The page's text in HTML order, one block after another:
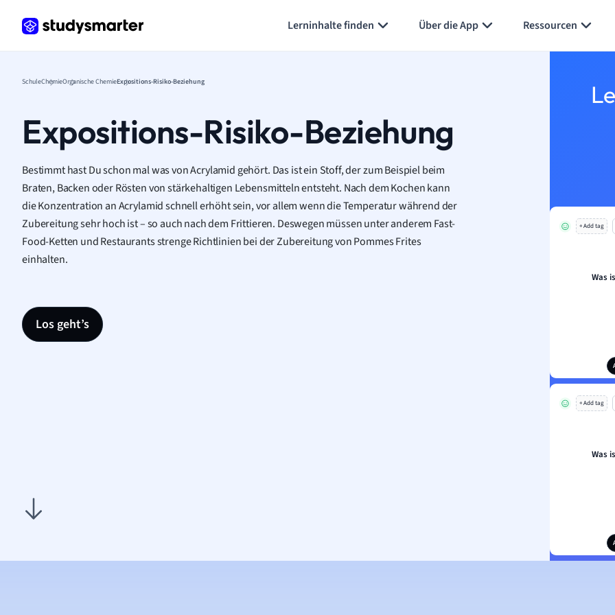
Lerninhalte finden Über die App Ressourcen
SchuleChemieOrganische ChemieExpositions-Risiko-Beziehung
Expositions-Risiko-Beziehung
Bestimmt hast Du schon mal was von Acrylamid gehört. Das ist ein Stoff, der zum Beispiel beim
Braten, Backen oder Rösten von stärkehaltigen Lebensmitteln entsteht. Nach dem Kochen kann
die Konzentration an Acrylamid schnell erhöht sein, vor allem wenn die Temperatur während der
Zubereitung sehr hoch ist – so auch nach dem Frittieren. Deswegen müssen unter anderem Fast-
Food-Ketten und Restaurants strenge Richtlinien bei der Zubereitung von Pommes Frites
einhalten.
Los geht’s
+ Add tag
Was
+ Add tag
Was